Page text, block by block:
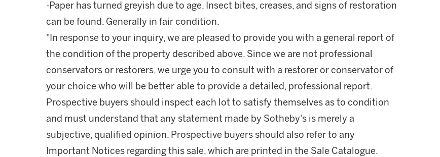
-Paper has turned greyish due to age. Insect bites, creases, and signs of restoration
can be found. Generally in fair condition.
"In response to your inquiry, we are pleased to provide you with a general report of
the condition of the property described above. Since we are not professional
conservators or restorers, we urge you to consult with a restorer or conservator of
your choice who will be better able to provide a detailed, professional report.
Prospective buyers should inspect each lot to satisfy themselves as to condition
and must understand that any statement made by Sotheby's is merely a
subjective, qualified opinion. Prospective buyers should also refer to any
Important Notices regarding this sale, which are printed in the Sale Catalogue.